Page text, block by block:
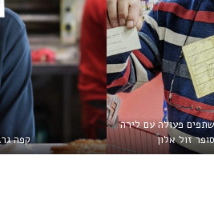
פעולה עם לירה
זול אלון
קפה